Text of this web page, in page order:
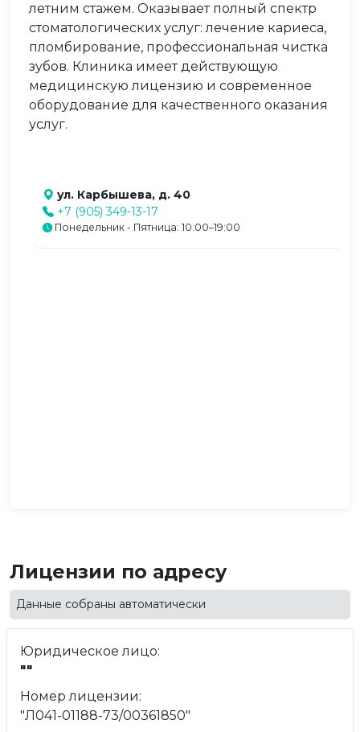
летним стажем. Оказывает полный спектр
стоматологических услуг: лечение кариеса,
пломбирование, профессиональная чистка
зубов. Клиника имеет действующую
медицинскую лицензию и современное
оборудование для качественного оказания
услуг.
ул. Карбышева, д. 40
+7 (905) 349-13-17
Понедельник - Пятница: 10:00–19:00
Лицензии по адресу
Данные собраны автоматически
Юридическое лицо:
""
Номер лицензии:
"Л041-01188-73/00361850"